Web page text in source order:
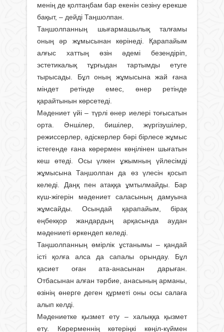
менің де қолтаңбам бар екенін сезіну ерекше
бақыт, – дейді Таңшолпан.
Таңшолпанның шығармашылық талғамы
оның әр жұмысынан көрінеді. Қарапайым
алғыс хаттың өзін әдемі безендіріп,
эстетикалық тұрғыдан тартымды етуге
тырысады. Бұл оның жұмысына жай ғана
міндет ретінде емес, өнер ретінде
қарайтынын көрсетеді.
Мәдениет үйі – түрлі өнер иелері тоғысатын
орта. Әншілер, бишілер, жүргізушілер,
режиссерлер, әдіскерлер бәрі бірлесе жұмыс
істегенде ғана көрермен көңілінен шығатын
кеш өтеді. Осы үлкен ұжымның үйлесімді
жұмысына Таңшолпан да өз үлесін қосып
келеді. Даңқ пен атаққа ұмтылмайды. Бар
күш-жігерін мәдениет саласының дамуына
жұмсайды. Осындай қарапайым, бірақ
еңбекқор жандардың арқасында аудан
мәдениеті өркендеп келеді.
Таңшолпанның өмірлік ұстанымы – қандай
істі қолға алса да сапалы орындау. Бұл
қасиет оған ата-анасынан дарыған.
Отбасынан алған тәрбие, анасының арманы,
өзінің өнерге деген құрметі оны осы салаға
алып келді.
Мәдениетке қызмет ету – халыққа қызмет
ету. Көрерменнің көтеріңкі көңіл-күймен